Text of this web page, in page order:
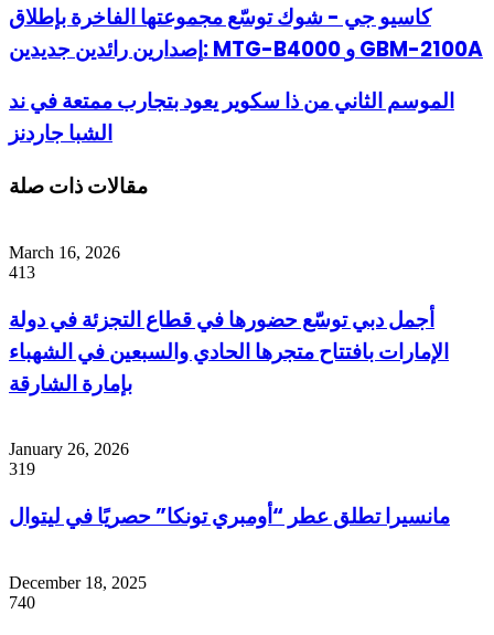
كاسيو جي - شوك توسّع مجموعتها الفاخرة بإطلاق
إصدارين رائدين جديدين: MTG-B4000 و GBM-2100A
الموسم الثاني من ذا سكوير يعود بتجارب ممتعة في ند
الشبا جاردنز
مقالات ذات صلة
March 16, 2026
413
أجمل دبي توسّع حضورها في قطاع التجزئة في دولة
الإمارات بافتتاح متجرها الحادي والسبعين في الشهباء
بإمارة الشارقة
January 26, 2026
319
مانسيرا تطلق عطر “أومبري تونكا” حصريًا في ليتوال
December 18, 2025
740